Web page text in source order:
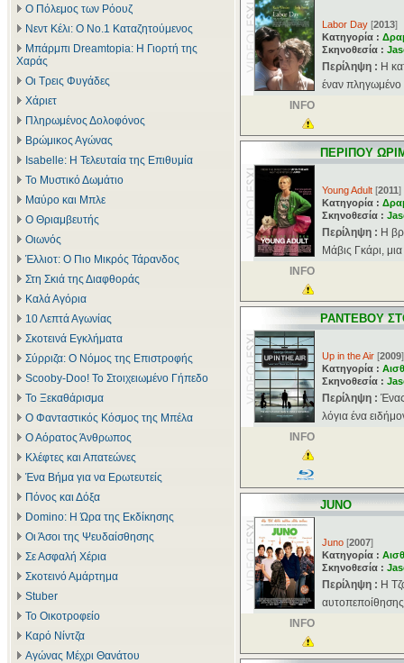
Ο Πόλεμος των Ρόουζ
Νεντ Κέλι: Ο Νο.1 Καταζητούμενος
Μπάρμπι Dreamtopia: Η Γιορτή της
Χαράς
Οι Τρεις Φυγάδες
Χάριετ
Πληρωμένος Δολοφόνος
Βρώμικος Αγώνας
Isabelle: Η Τελευταία της Επιθυμία
Το Μυστικό Δωμάτιο
Μαύρο και Μπλε
Ο Θριαμβευτής
Οιωνός
Έλλιοτ: Ο Πιο Μικρός Τάρανδος
Στη Σκιά της Διαφθοράς
Καλά Αγόρια
10 Λεπτά Αγωνίας
Σκοτεινά Εγκλήματα
Σύρριζα: Ο Νόμος της Επιστροφής
Scooby-Doo! Το Στοιχειωμένο Γήπεδο
Το Ξεκαθάρισμα
Ο Φανταστικός Κόσμος της Μπέλα
Ο Αόρατος Άνθρωπος
Κλέφτες και Απατεώνες
Ένα Βήμα για να Ερωτευτείς
Πόνος και Δόξα
Domino: Η Ώρα της Εκδίκησης
Οι Άσοι της Ψευδαίσθησης
Σε Ασφαλή Χέρια
Σκοτεινό Αμάρτημα
Stuber
Το Οικοτροφείο
Καρό Νίντζα
Αγώνας Μέχρι Θανάτου
Labor Day [2013]
Κατηγορία :
Σκηνοθεσία :
Περίληψη : Η
έναν πληγωμένο
INFO
ΠΕΡΙΠΟΥ
Young Adult [2011]
Κατηγορία :
Σκηνοθεσία :
Περίληψη : Η
Μάβις Γκάρι,
INFO
ΡΑΝΤΕΒΟΥ
Up in the Air [2009]
Κατηγορία :
Σκηνοθεσία :
Περίληψη :
λόγια ένα
INFO
JUNO
Juno [2007]
Κατηγορία :
Σκηνοθεσία :
Περίληψη : Η
INFO